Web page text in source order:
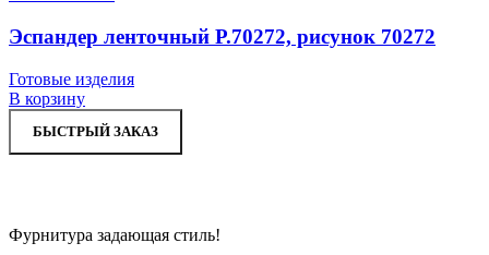
Эспандер ленточный Р.70272, рисунок 70272
Готовые изделия
В корзину
БЫСТРЫЙ ЗАКАЗ
Фурнитура задающая стиль!